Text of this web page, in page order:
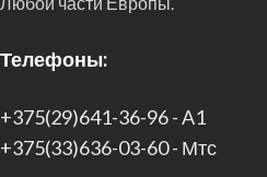
Телефоны:
+375(29)641-36-96 - A1
+375(33)636-03-60 - Мтс